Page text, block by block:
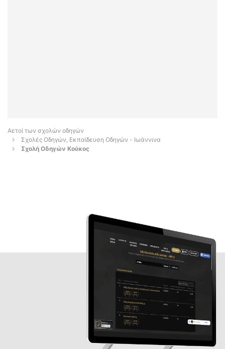
Αετοί των σχολών οδηγών
Σχολές Οδηγών, Εκπαίδευση Οδηγών - Ιωάννινα
Σχολή Οδηγών Κούκος